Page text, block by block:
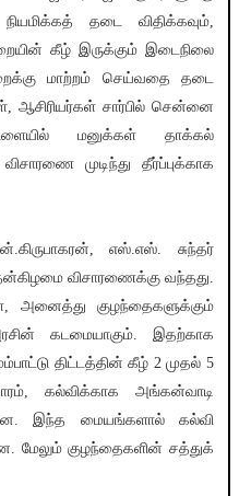
தடை விதிக்கவும்,
கீழ் இருக்கும் இடைநிலை
மாற்றம் செய்வதை தடை
ஆசிரியர்கள் சார்பில் சென்னை
மனுக்கள் தாக்கல்
முடிந்து தீர்ப்புக்காக
எஸ்.எஸ். சுந்தர்
விசாரணைக்கு வந்தது.
அனைத்து குழந்தைகளுக்கும்
கடமையாகும். இதற்காக
திட்டத்தின் கீழ் 2 முதல் 5
கல்விக்காக அங்கன்வாடி
இந்த மையங்களால் கல்வி
மேலும் குழந்தைகளின் சத்துக்